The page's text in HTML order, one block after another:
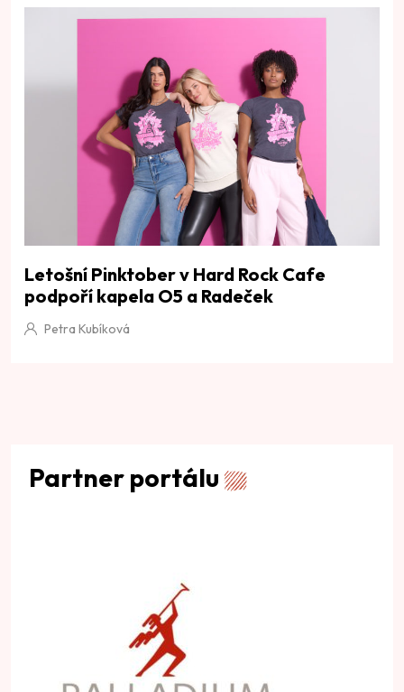
Letošní Pinktober v Hard Rock Cafe
podpoří kapela O5 a Radeček
Petra Kubíková
Partner portálu